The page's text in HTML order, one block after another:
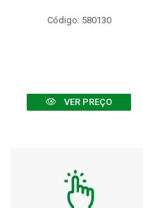
Código: 580130
VER PREÇO